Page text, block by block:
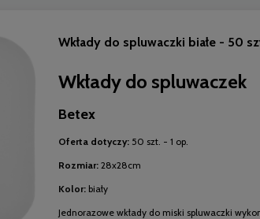
Wkłady do spluwaczki białe - 50
Wkłady do spluwaczek
Betex
Oferta dotyczy:50 szt. - 1 op.
Rozmiar:28x28cm
Kolor:biały
Jednorazowe wkłady do miski spluwaczki